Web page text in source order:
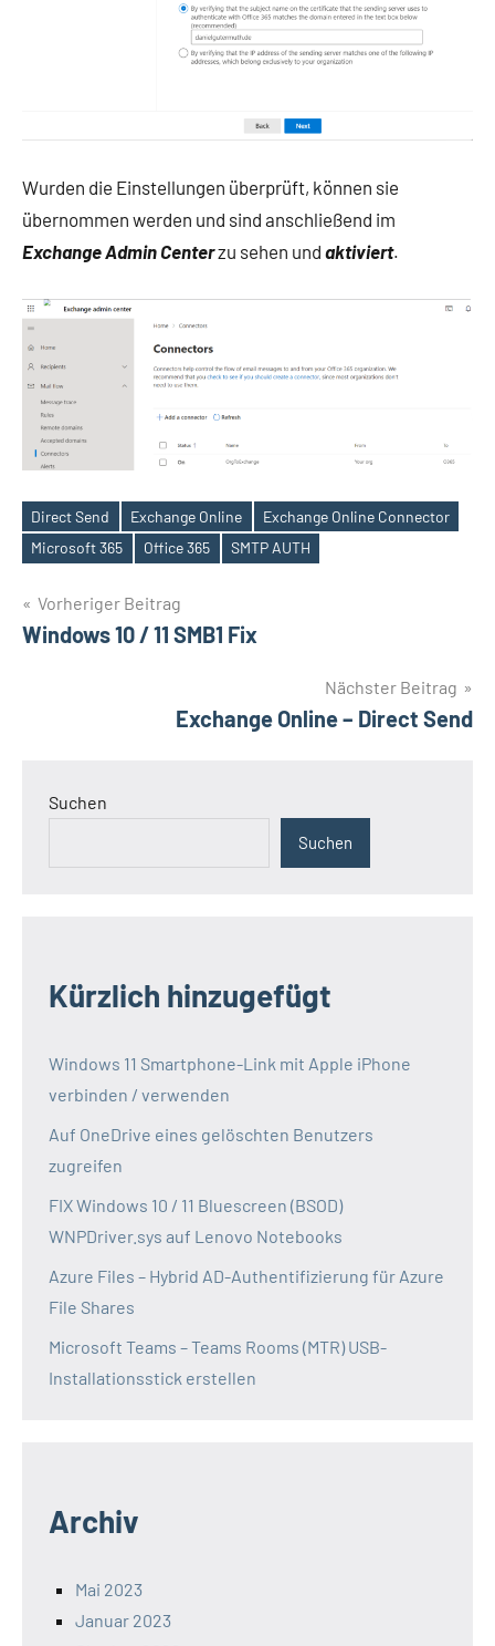
Wurden die Einstellungen überprüft, können sie
übernommen werden und sind anschließend im
Exchange Admin Centerzu sehen und aktiviert.
Schlagwörter
Direct Send Exchange Online
Exchange Online Connector
Microsoft 365
Office 365 SMTP AUTH
Beitragsnavigation
Vorheriger Beitrag
Windows 10 / 11 SMB1 Fix
Nächster Beitrag
Exchange Online – Direct Send
Suchen
Suchen
Kürzlich hinzugefügt
Windows 11 Smartphone-Link mit Apple iPhone
verbinden / verwenden
Auf OneDrive eines gelöschten Benutzers
zugreifen
FIX Windows 10 / 11 Bluescreen (BSOD)
WNPDriver.sys auf Lenovo Notebooks
Azure Files – Hybrid AD-Authentifizierung für Azure
File Shares
Microsoft Teams – Teams Rooms (MTR) USB-
Installationsstick erstellen
Archiv
Mai 2023
Januar 2023